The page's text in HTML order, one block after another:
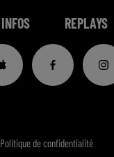
INFOS REPLAYS
Politique de confidentialité